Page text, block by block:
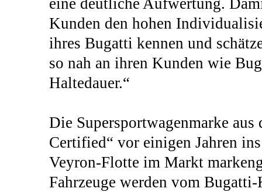
Kunden den hohen
ihres Bugatti kennen und
so nah an ihren Kunden wie
Haltedauer.“
Die Supersportwagenmarke
Certified“ vor einigen Jahren
Veyron-Flotte im Markt
Fahrzeuge werden vom